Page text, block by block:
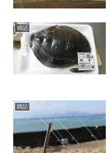
雑記
雑記